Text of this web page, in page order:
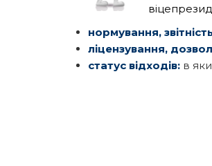
нормування,
ліцензування,
статус відходів: в